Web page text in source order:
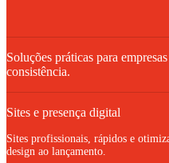
Soluções práticas para
consistência.
Sites e presença digital
Sites profissionais, rápidos e
design ao lançamento.